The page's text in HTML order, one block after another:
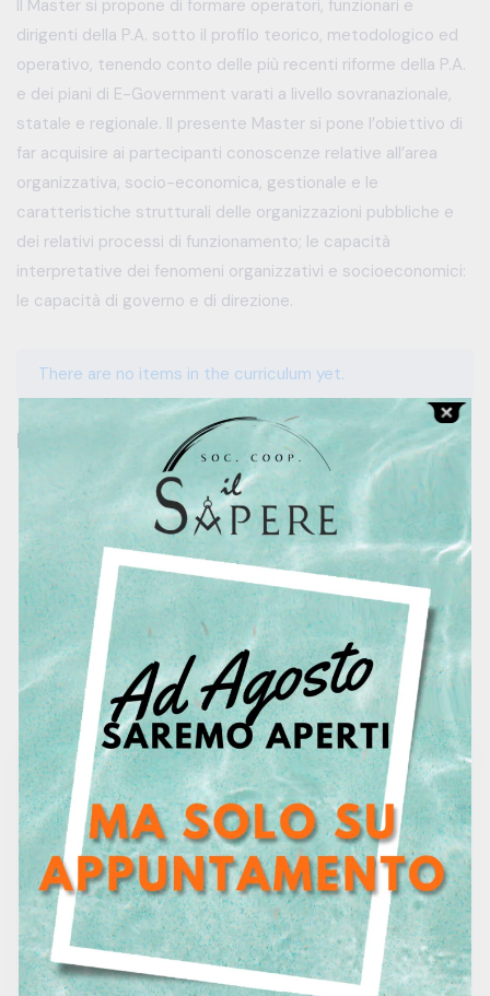
Il Master si propone di formare operatori, funzionari e
dirigenti della P.A. sotto il profilo teorico, metodologico ed
operativo, tenendo conto delle più recenti riforme della P.A.
e dei piani di E-Government varati a livello sovranazionale,
statale e regionale. Il presente Master si pone l’obiettivo di
far acquisire ai partecipanti conoscenze relative all’area
organizzativa, socio-economica, gestionale e le
caratteristiche strutturali delle organizzazioni pubbliche e
dei relativi processi di funzionamento; le capacità
interpretative dei fenomeni organizzativi e socioeconomici:
le capacità di governo e di direzione.
There are no items in the curriculum yet.
Instructor
Centro Studi
0.0 0 Reviews 2 Students 245 Courses
Free
Contact To Request
Duration 1500 hour
Lessons 0
Quizzes 0